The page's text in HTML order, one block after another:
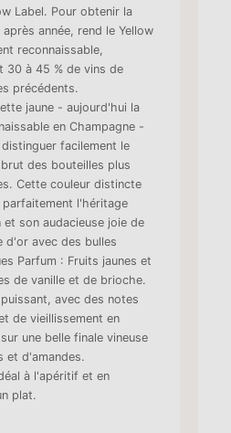
Label. Pour obtenir la
année, rend le Yellow
reconnaissable,
30 à 45 % de vins de
précédents.
jaune - aujourd'hui la
en Champagne -
facilement le
des bouteilles plus
Cette couleur distincte
l'héritage
et son audacieuse joie de
d'or avec des bulles
Parfum : Fruits jaunes et
de vanille et de brioche.
avec des notes
de vieillissement en
une belle finale vineuse
et d'amandes.
à l'apéritif et en
plat.